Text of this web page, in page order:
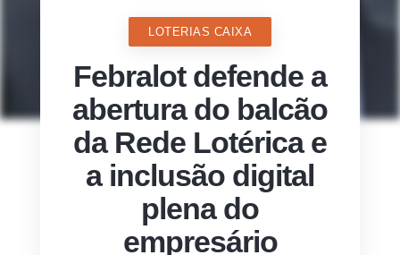
LOTERIAS CAIXA
Febralot defende a
abertura do balcão
da Rede Lotérica e
a inclusão digital
plena do
empresário